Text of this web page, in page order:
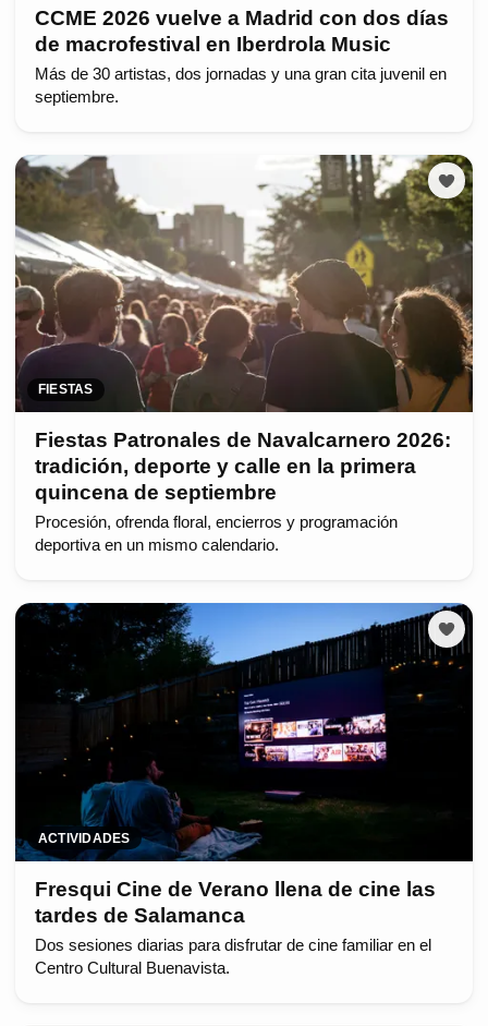
CCME 2026 vuelve a Madrid con dos días
de macrofestival en Iberdrola Music
Más de 30 artistas, dos jornadas y una gran cita juvenil en
septiembre.
FIESTAS
Fiestas Patronales de Navalcarnero 2026:
tradición, deporte y calle en la primera
quincena de septiembre
Procesión, ofrenda floral, encierros y programación
deportiva en un mismo calendario.
ACTIVIDADES
Fresqui Cine de Verano llena de cine las
tardes de Salamanca
Dos sesiones diarias para disfrutar de cine familiar en el
Centro Cultural Buenavista.